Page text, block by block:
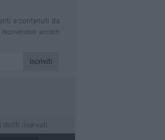
e contenuti da
Iscrivendoti accetti
Iscriviti
riservati.